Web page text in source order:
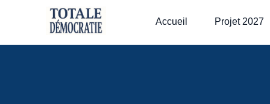
Accueil Projet 2027